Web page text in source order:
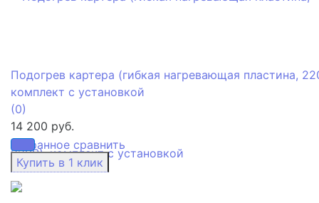
избранное сравнить
Подогрев картера (гибкая нагревающая пластина,
комплект с установкой
(0)
14 200 руб.